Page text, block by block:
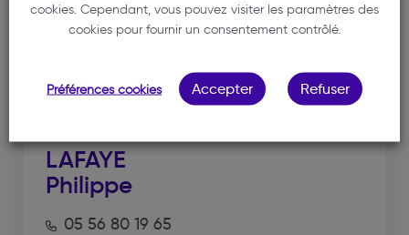
NOTRE MEMBRE
LAFAYE
Philippe
05 56 80 19 65
cookies. Cependant, vous pouvez visiter les paramètres des
cookies pour fournir un consentement contrôlé.
Préférences cookies Accepter Refuser